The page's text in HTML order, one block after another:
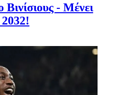
Βινίσιους - Μένει